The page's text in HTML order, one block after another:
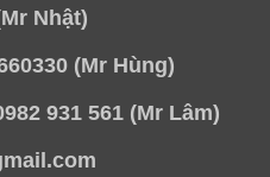
Nhật)
(Mr Hùng)
931 561 (Mr Lâm)